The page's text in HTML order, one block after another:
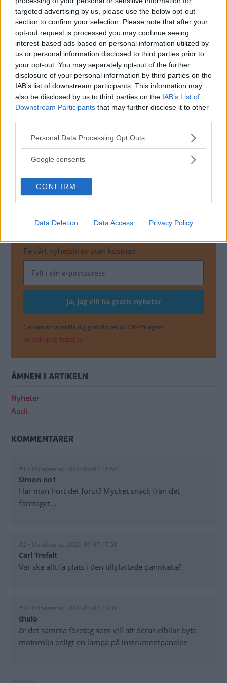
targeted advertising by us, please use the below opt-out
section to confirm your selection. Please note that after your
opt-out request is processed you may continue seeing
interest-based ads based on personal information utilized by
us or personal information disclosed to third parties prior to
your opt-out. You may separately opt-out of the further
disclosure of your personal information by third parties on the
IAB’s list of downstream participants. This information may
also be disclosed by us to third parties on the IAB’s List of
Downstream Participants that may further disclose it to other
Please note that this website/app uses one or more Google
not limited to your visit or usage behaviour. You may click to
use your data for below specified purposes in below Google
consent section.
Personal Data Processing Opt Outs
Google consents
CONFIRM
Data Deletion Data Access Privacy Policy
planer
Audi vill inte hamna i bakvattnet och ska därför utveckla
en ny toppmodell under kodnamnet E6. Den ska säljas
som Audi A9 e-tron och dyker upp 2024, med antingen
sedankaross som i A8 eller som ”fyradörrarscoupé” som
A7 Sportback.
Audi A9 e-tron kommer enbart med eldrift och ska enligt
källor inom Audi få spjutspetsteknik när det gäller
eldrivlina, battericeller, självkörning och 5G-uppkoppling.
Detta är ett prestigeprojektför nya Audichefen Markus
Duesmann som vill få märket att framstå som ledande
inom innovation. Han vill utveckla A9 e-tron utanför Audis
befintliga utvecklingsavdelning för att undvika onödig
byråkrati och snabba på arbetstakten.
Få vårt nyhetsbrev utan kostnad
Genom att anmäla dig godkänner du OK-förlagets
personuppgiftspolicy.
ÄMNEN I ARTIKELN
Nyheter
Audi
KOMMENTARER
#1 • Uppdaterat: 2020-07-07 11:54
Simon no1
Har man hört det förut? Mycket snack från det
företaget...
#2 • Uppdaterat: 2020-07-07 17:58
Carl Trefalt
Var ska allt få plats i den tillplattade pannkaka?
#3 • Uppdaterat: 2020-07-07 23:39
thulo
är det samma företag som vill att deras elbilar byta
motorolja enligt en lampa på instrumentpanelen